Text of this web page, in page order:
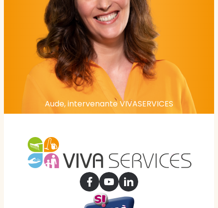
Aude, intervenante VIVASERVICES